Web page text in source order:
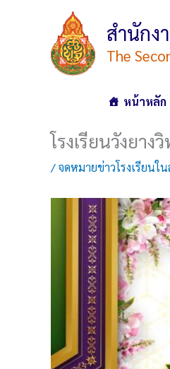
สำนักง
The
หน้าหลัก
โรงเรียนวังยา
/จดหมายข่าวโรงเรียนใน